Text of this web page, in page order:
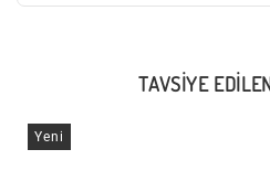
TAVSIYE
Yeni